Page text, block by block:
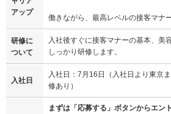
アップ
働きながら、最高レベルの接客マナ
研修に
ついて
入社後すぐに接客マナーの基本、美
しっかり研修します。
入社日
入社日：7月16日（入社日より東京
修あり）
まずは「応募する」ボタンからエン